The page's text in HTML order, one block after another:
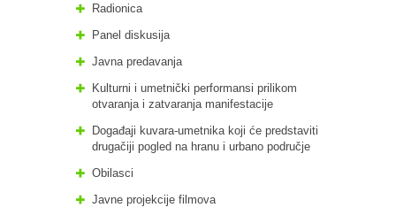
Radionica
Panel diskusija
Javna predavanja
Kulturni i umetnički performansi prilikom
otvaranja i zatvaranja manifestacije
Događaji kuvara-umetnika koji će predstaviti
drugačiji pogled na hranu i urbano područje
Obilasci
Javne projekcije filmova